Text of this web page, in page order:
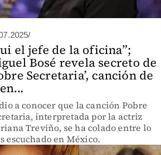
el jefe de la oficina”;
Bosé revela secreto de
Secretaria’, canción de
a conocer que la canción Pobre
interpretada por la actriz
Treviño, se ha colado entre lo
escuchado en México.